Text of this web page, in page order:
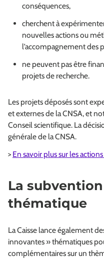
conséquences,
cherchent à
nouvelles actions ou
l’accompagnement des
ne peuvent pas être
projets de recherche.
Les projets déposés sont
et externes de la CNSA, et
Conseil scientifique. La
générale de la CNSA.
> En savoir plus sur les
La
thématique
La Caisse lance également
innovantes » thématiques
complémentaires sur un